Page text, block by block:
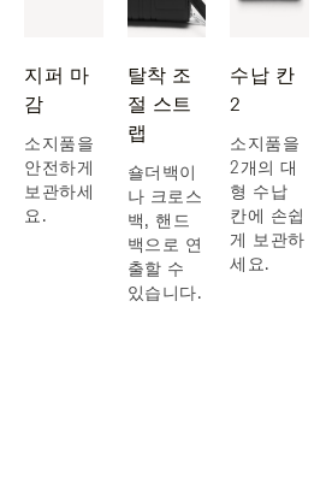
지퍼 마
감
소지품을
안전하게
보관하세
요.
탈착 조
절 스트
랩
숄더백이
나 크로스
백, 핸드
백으로 연
출할 수
있습니다.
수납 칸
2
소지품을
2개의 대
형 수납
칸에 손쉽
게 보관하
세요.